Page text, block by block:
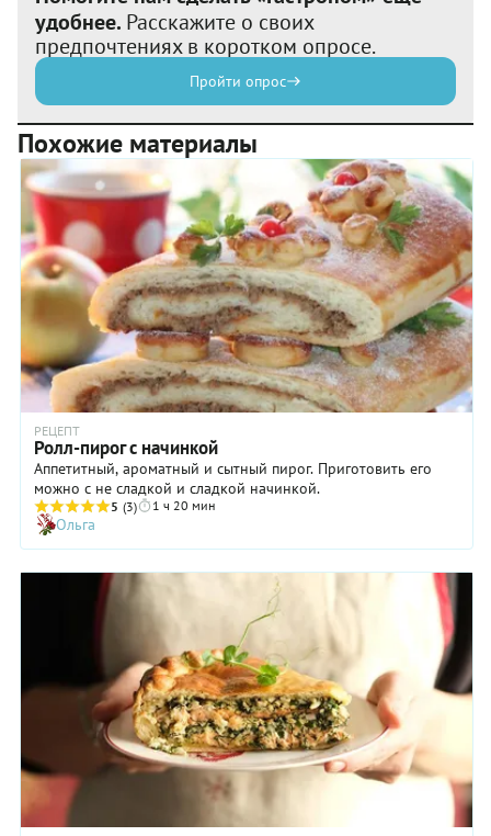
удобнее. Расскажите о своих
предпочтениях в коротком опросе.
Пройти опрос
Похожие материалы
РЕЦЕПТ
Ролл-пирог с начинкой
Аппетитный, ароматный и сытный пирог. Приготовить его
можно с не сладкой и сладкой начинкой.
5 (3) 1 ч 20 мин
Ольга